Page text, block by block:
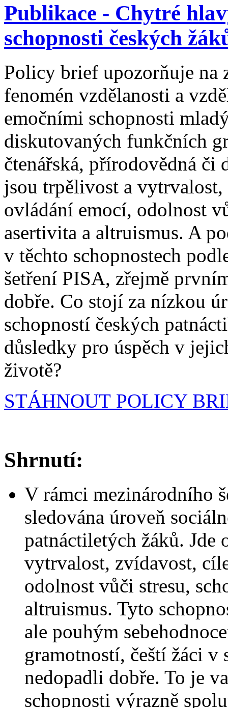
Publikace - Chytré
schopnosti českých
Policy brief upozorňuje na
fenomén vzdělanosti a
emočními schopnosti
diskutovaných funkčních
čtenářská, přírodovědná
jsou trpělivost a
ovládání emocí, odolnost
asertivita a altruismus. A
v těchto schopnostech
šetření PISA, zřejmě
dobře. Co stojí za nízkou
schopností českých
důsledky pro úspěch v
životě?
STÁHNOUT POLICY
Shrnutí:
V rámci mezinárodního
sledována úroveň
patnáctiletých žáků. Jde
vytrvalost, zvídavost,
odolnost vůči stresu,
altruismus. Tyto
ale pouhým
gramotností, čeští žáci v
nedopadli dobře. To je
schopnosti výrazně